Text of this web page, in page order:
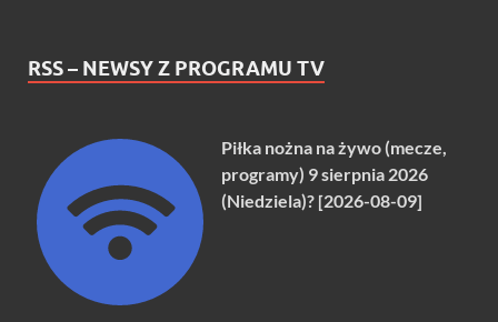
RSS – NEWSY Z PROGRAMU TV
Piłka nożna na żywo (mecze,
programy) 9 sierpnia 2026
(Niedziela)? [2026-08-09]